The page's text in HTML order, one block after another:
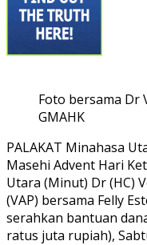
Foto bersama Dr
GMAHK
PALAKAT Minahasa
Masehi Advent Hari
Utara (Minut) Dr (HC)
(VAP) bersama Felly
serahkan bantuan
ratus juta rupiah),